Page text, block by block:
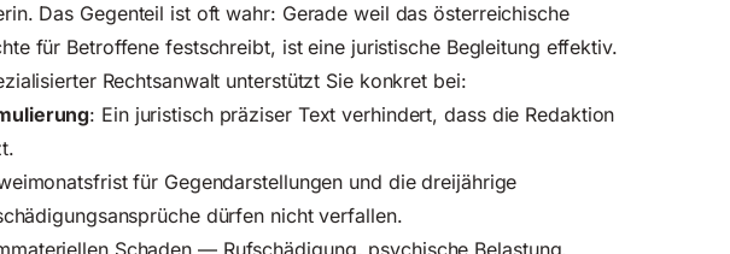
Das Gegenteil ist oft wahr: Gerade weil das österreichische
für Betroffene festschreibt, ist eine juristische Begleitung effektiv.
Rechtsanwalt unterstützt Sie konkret bei:
: Ein juristisch präziser Text verhindert, dass die Redaktion
für Gegendarstellungen und die dreijährige
dürfen nicht verfallen.